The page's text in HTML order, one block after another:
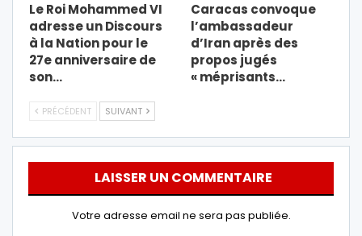
Le Roi Mohammed VI
adresse un Discours
à la Nation pour le
27e anniversaire de
son…
Caracas convoque
l’ambassadeur
d’Iran après des
propos jugés
« méprisants…
PRÉCÉDENT SUIVANT
LAISSER UN COMMENTAIRE
Votre adresse email ne sera pas publiée.